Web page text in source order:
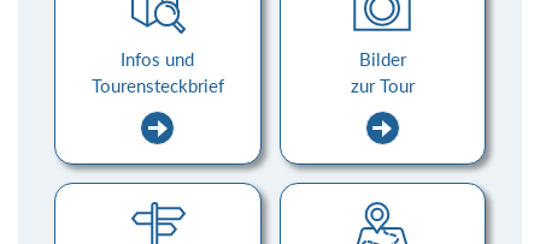
Infos und
Tourensteckbrief
Bilder
zur Tour